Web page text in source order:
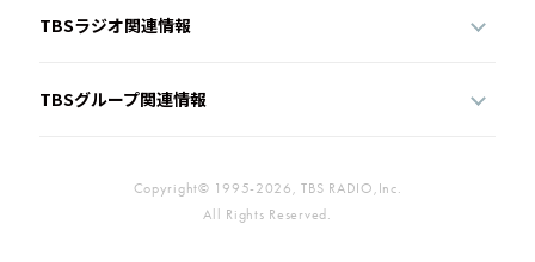
TBSラジオ関連情報
TBSグループ関連情報
Copyright© 1995-2026, TBS RADIO,Inc.
All Rights Reserved.